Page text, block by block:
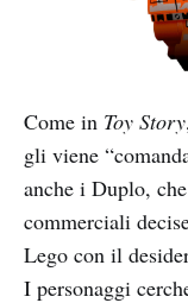
Come in Toy Story
gli viene
anche i Duplo,
commerciali
Lego con il
I personaggi